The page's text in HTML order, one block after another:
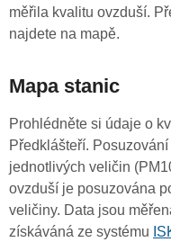
měřila kvalitu ovzduší.
najdete na mapě.
Mapa stanic
Prohlédněte si údaje o
Předklášteří.
jednotlivých veličin
ovzduší je posuzována
veličiny. Data jsou
získáváná ze systému